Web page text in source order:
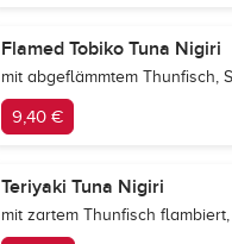
Flamed Tobiko Tuna Nigiri
mit abgeflämmtem Thunfisch,
9,40 €
Teriyaki Tuna Nigiri
mit zartem Thunfisch